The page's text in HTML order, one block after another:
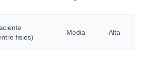
fisios)
Media Alta